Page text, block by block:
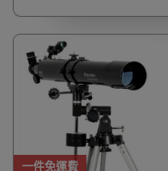
一件免運費